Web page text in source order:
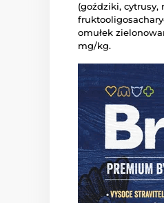
(goździki,
omułek
mg/kg.